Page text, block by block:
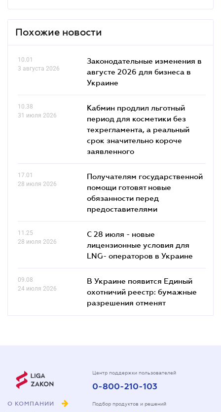
Похожие новости
10.01
3 августа 2026
Законодательные изменения в
августе 2026 для бизнеса в
Украине
10.38
31 июля 2026
Кабмин продлил льготный
период для косметики без
техрегламента, а реальный
срок значительно короче
заявленного
17.01
28 июля 2026
Получателям государственной
помощи готовят новые
обязанности перед
предоставителями
11.25
28 июля 2026
С 28 июля - новые
лицензионные условия для
LNG- операторов в Украине
09.08
24 июля 2026
В Украине появится Единый
охотничий реестр: бумажные
разрешения отменят
О КОМПАНИИ
Центр поддержки пользователей
0-800-210-103
Подбор продуктов и решений